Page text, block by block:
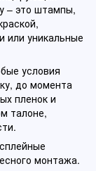
– это штампы,
или уникальные
условия
до момента
пленок и
талоне,
монтажа.